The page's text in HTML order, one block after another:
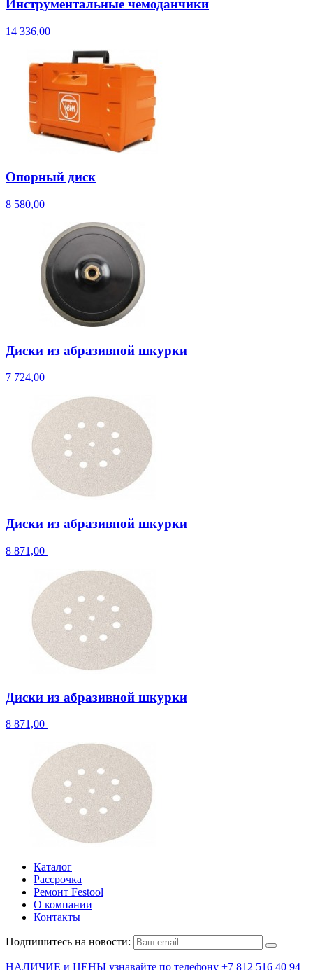
Инструментальные чемоданчики
14 336,00
Опорный диск
8 580,00
Диски из абразивной шкурки
7 724,00
Диски из абразивной шкурки
8 871,00
Диски из абразивной шкурки
8 871,00
Каталог
Рассрочка
Ремонт Festool
О компании
Контакты
Подпишитесь на новости:
НАЛИЧИЕ и ЦЕНЫ узнавайте по телефону +7 812 516 40 94